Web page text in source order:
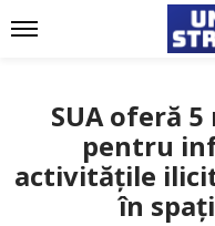
SUA oferă
pentru
activitățile
în